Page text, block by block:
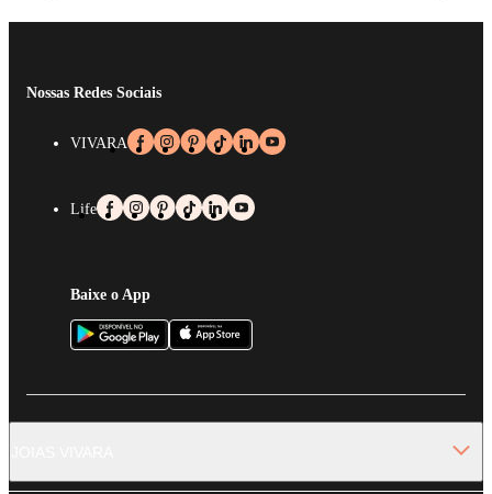
Nossas Redes Sociais
VIVARA
Life
Baixe o App